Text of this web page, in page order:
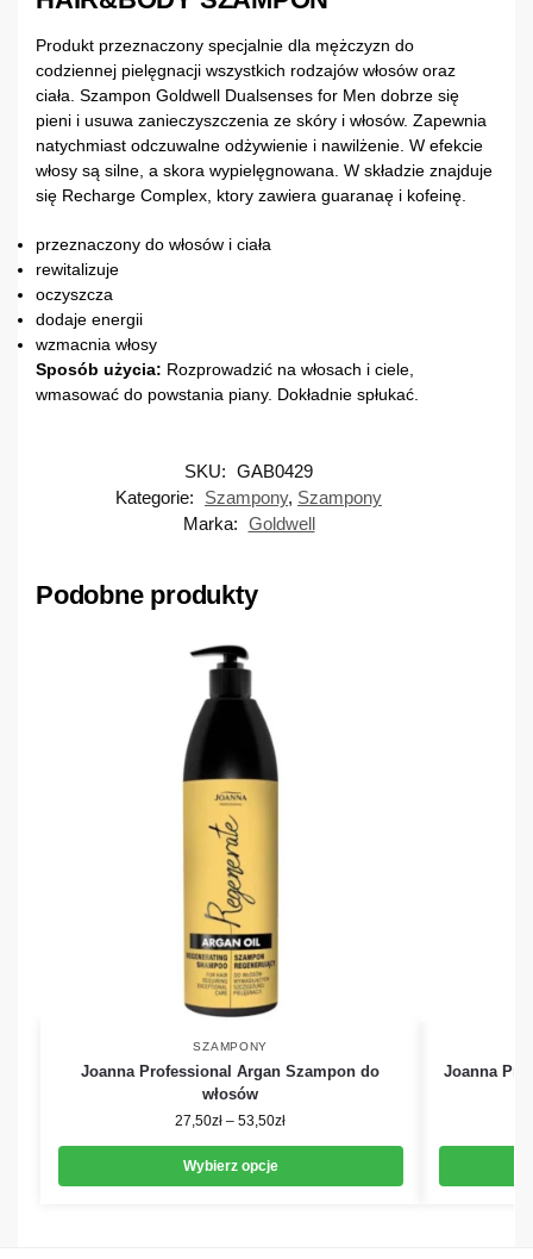
Produkt przeznaczony specjalnie dla mężczyzn do
codziennej pielęgnacji wszystkich rodzajów włosów oraz
ciała. Szampon Goldwell Dualsenses for Men dobrze się
pieni i usuwa zanieczyszczenia ze skóry i włosów. Zapewnia
natychmiast odczuwalne odżywienie i nawilżenie. W efekcie
włosy są silne, a skora wypielęgnowana. W składzie znajduje
się Recharge Complex, ktory zawiera guaranaę i kofeinę.
przeznaczony do włosów i ciała
rewitalizuje
oczyszcza
dodaje energii
wzmacnia włosy
Sposób użycia: Rozprowadzić na włosach i ciele,
wmasować do powstania piany. Dokładnie spłukać.
SKU: GAB0429
Kategorie:
Szampony, Szampony
Marka: Goldwell
Podobne produkty
SZAMPONY
Joanna Professional Argan Szampon do
włosów
27,50zł – 53,50zł
Wybierz opcje
Joanna